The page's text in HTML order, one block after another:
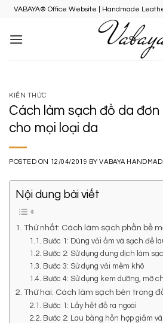
Skip
content
VABAYA® Office Website | Handmade
KIẾN THỨC
Cách làm sạch đồ da
cho mọi loại da
POSTED ON 12/04/2019 BYVABAYA
Nội dung bài viết
1. Thứ nhất: Cách làm sạch phần bề
1.1. Bước 1: Dùng vải ẩm và sạch để
1.2. Bước 2: Sử dụng dung dịch làm
1.3. Bước 3: Sử dụng vải mềm khô
1.4. Bước 4: Sử dụng kem dưỡng, mỡ
2. Thứ hai: Cách làm sạch bên trong
2.1. Bước 1: Lấy hết đồ ra ngoài
2.2. Bước 2: Lau bằng hỗn hợp giấm